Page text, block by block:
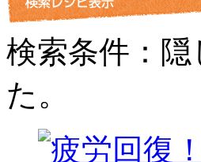
検索条件：隠
た。